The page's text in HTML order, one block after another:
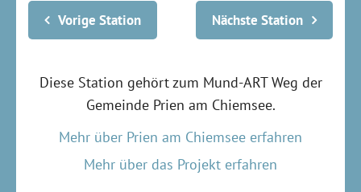
Vorige Station Nächste Station
Diese Station gehört zum Mund-ART Weg der
Gemeinde Prien am Chiemsee.
Mehr über Prien am Chiemsee erfahren
Mehr über das Projekt erfahren